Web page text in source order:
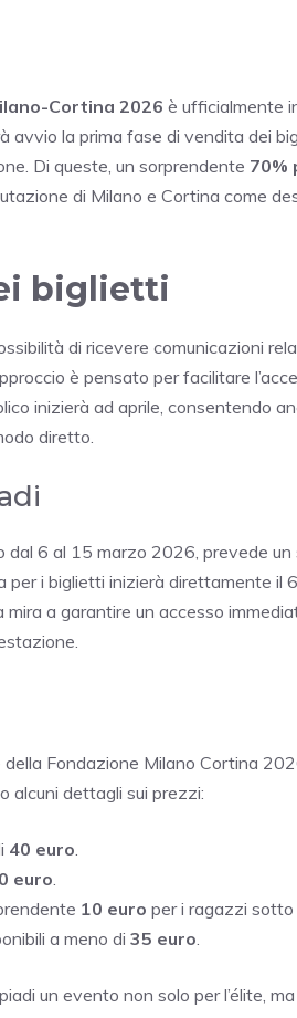
Cortina 2026 è ufficialmente
avvio la prima fase di vendita dei
Di queste, un sorprendente 70%
di Milano e Cortina come
biglietti
di ricevere comunicazioni
è pensato per facilitare
inizierà ad aprile, consentendo
diretto.
dal 6 al 15 marzo 2026, prevede
i biglietti inizierà direttamente il
a garantire un accesso
della Fondazione Milano Cortina
alcuni dettagli sui prezzi:
40 euro
euro
10 euro per i ragazzi sotto
a meno di 35 euro
un evento non solo per l’élite,